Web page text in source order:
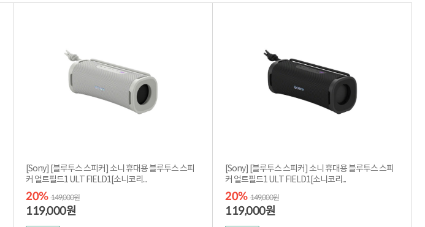
삼성모니터 여름맞이
특별 할인 이벤트
HAF II 500
AI 업무환경 완성
HP올인원 단독특가
네트워크 자재
Dell 구매 찬스
프로 에센셜
[Sony] [블루투스 스피커] 소니 휴대용 블루투스 스피
커 얼트필드1 ULT FIELD1[소니코리...
20% 149,000원
119,000원
[Sony] [블루투스 스피커] 소니 휴대용 블루투스 스피
커 얼트필드1 ULT FIELD1[소니코리...
20% 149,000원
119,000원